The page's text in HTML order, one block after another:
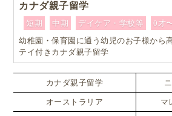
カナダ親子留学
短期 中期 デイケア・学校等
0才
幼稚園・保育園に通う幼児のお子様から
テイ付きカナダ親子留学
カナダ親子留学
オーストラリア マ